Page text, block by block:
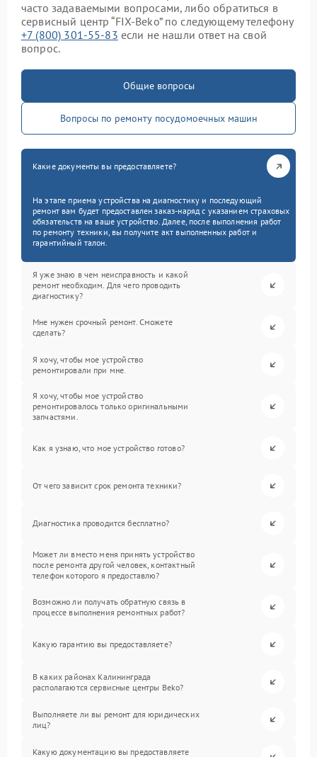
часто задаваемыми вопросами, либо обратиться в
сервисный центр “FIX-Beko” по следующему телефону
+7 (800) 301-55-83 если не нашли ответ на свой
вопрос.
Общие вопросы
Вопросы по ремонту посудомоечных машин
Какие документы вы предоставляете?
На этапе приема устройства на диагностику и последующий
ремонт вам будет предоставлен заказ-наряд с указанием страховых
обязательств на ваше устройство. Далее, после выполнения работ
по ремонту техники, вы получите акт выполненных работ и
гарантийный талон.
Я уже знаю в чем неисправность и какой
ремонт необходим. Для чего проводить
диагностику?
Мне нужен срочный ремонт. Сможете
сделать?
Я хочу, чтобы мое устройство
ремонтировали при мне.
Я хочу, чтобы мое устройство
ремонтировалось только оригинальными
запчастями.
Как я узнаю, что мое устройство готово?
От чего зависит срок ремонта техники?
Диагностика проводится бесплатно?
Может ли вместо меня принять устройство
после ремонта другой человек, контактный
телефон которого я предоставлю?
Возможно ли получать обратную связь в
процессе выполнения ремонтных работ?
Какую гарантию вы предоставляете?
В каких районах Калининграда
располагаются сервисные центры Beko?
Выполняете ли вы ремонт для юридических
лиц?
Какую документацию вы предоставляете